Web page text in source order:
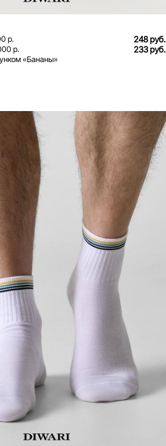
р. 248 руб.
р. 233 руб.
«Бананы»